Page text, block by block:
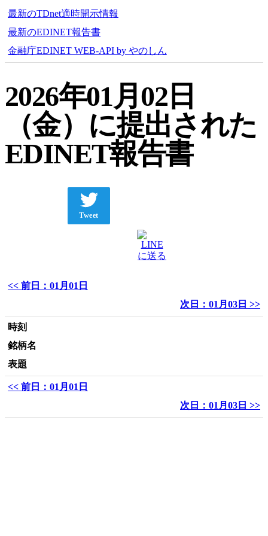
最新のTDnet適時開示情報
最新のEDINET報告書
金融庁EDINET WEB-API by やのしん
2026年01月02日
（金）に提出された
EDINET報告書
Tweet
<< 前日：01月01日
次日：01月03日 >>
時刻
銘柄名
表題
<< 前日：01月01日
次日：01月03日 >>